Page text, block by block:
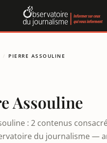
/ PIERRE ASSOULINE
Assouline
: 2 contenus
du journalisme —
des cookies